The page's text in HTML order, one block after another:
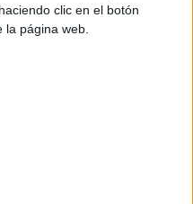
clic en el botón
la página web.
la familia Electricidad y